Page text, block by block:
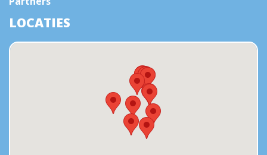
LOCATIES